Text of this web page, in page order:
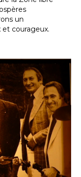
un
courageux.